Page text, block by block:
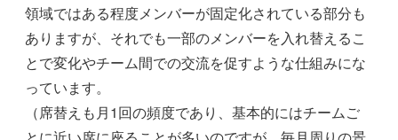
領域ではある程度メンバーが固定化されている部分も
ありますが、それでも一部のメンバーを入れ替えるこ
とで変化やチーム間での交流を促すような仕組みにな
っています。
（席替えも月1回の頻度であり、基本的にはチームご